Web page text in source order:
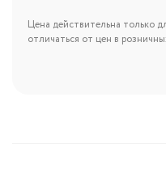
Цена действительна только
отличаться от цен в